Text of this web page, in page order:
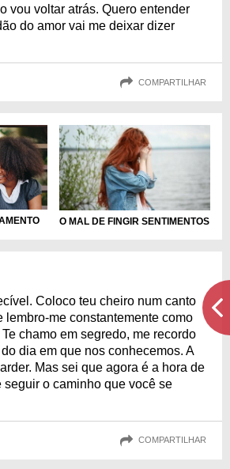
vou voltar atrás. Quero entender
do amor vai me deixar dizer
COMPARTILHAR
O MAL DE FINGIR SENTIMENTOS
Coloco teu cheiro num canto
lembro-me constantemente como
chamo em segredo, me recordo
dia em que nos conhecemos. A
Mas sei que agora é a hora de
seguir o caminho que você se
COMPARTILHAR